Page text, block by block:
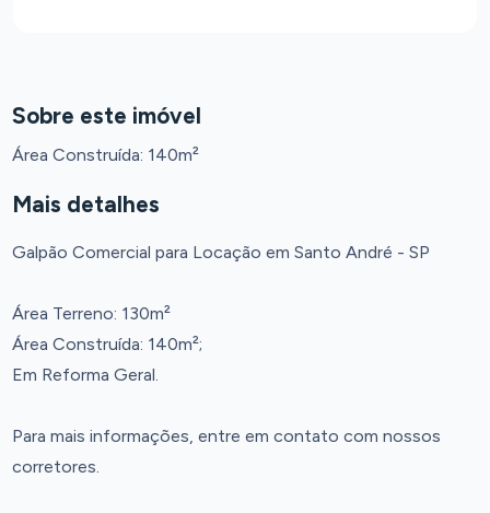
Sobre este imóvel
Área Construída: 140m²
Mais detalhes
Galpão Comercial para Locação em Santo André - SP
Área Terreno: 130m²
Área Construída: 140m²;
Em Reforma Geral.
Para mais informações, entre em contato com nossos
corretores.